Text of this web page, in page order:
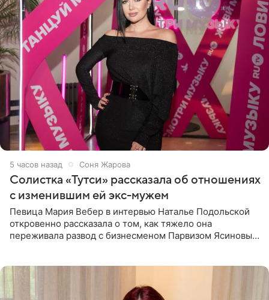
5 часов назад Соня Жарова
Солистка «Тутси» рассказала об отношениях
с изменившим ей экс-мужем
Певица Мария Вебер в интервью Наталье Подольской
откровенно рассказала о том, как тяжело она
переживала развод с бизнесменом Парвизом Ясиновым.